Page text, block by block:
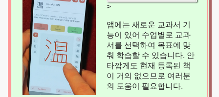
>
앱에는 새로운 교과서 기
능이 있어 수업별로 교과
서를 선택하여 목표에 맞
춰 학습할 수 있습니다. 안
타깝게도 현재 등록된 책
이 거의 없으므로 여러분
의 도움이 필요합니다.